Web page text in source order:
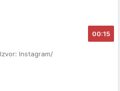
00:15
Izvor: Instagram/